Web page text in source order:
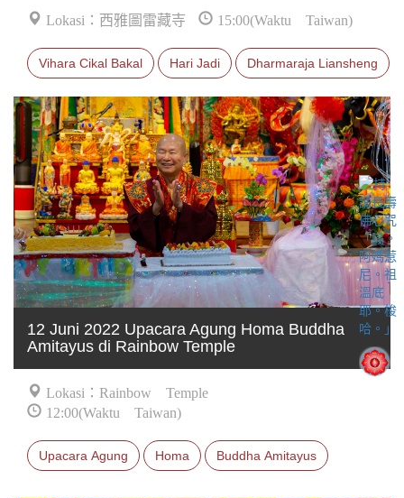
Lokasi：西雅圖雷藏寺 15:00(Waktu Taiwan)
Vihara Cikal Bakal Hari Jadi Dharmaraja Liansheng
12 Juni 2022 Upacara Agung Homa Buddha
Amitayus di Rainbow Temple
Lokasi：Rainbow Temple
12:00(Waktu Taiwan)
Upacara Agung Homa Buddha Amitayus